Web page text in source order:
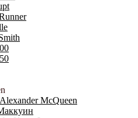
McQueen